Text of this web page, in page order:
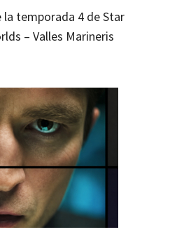
la temporada 4 de Star
– Valles Marineris